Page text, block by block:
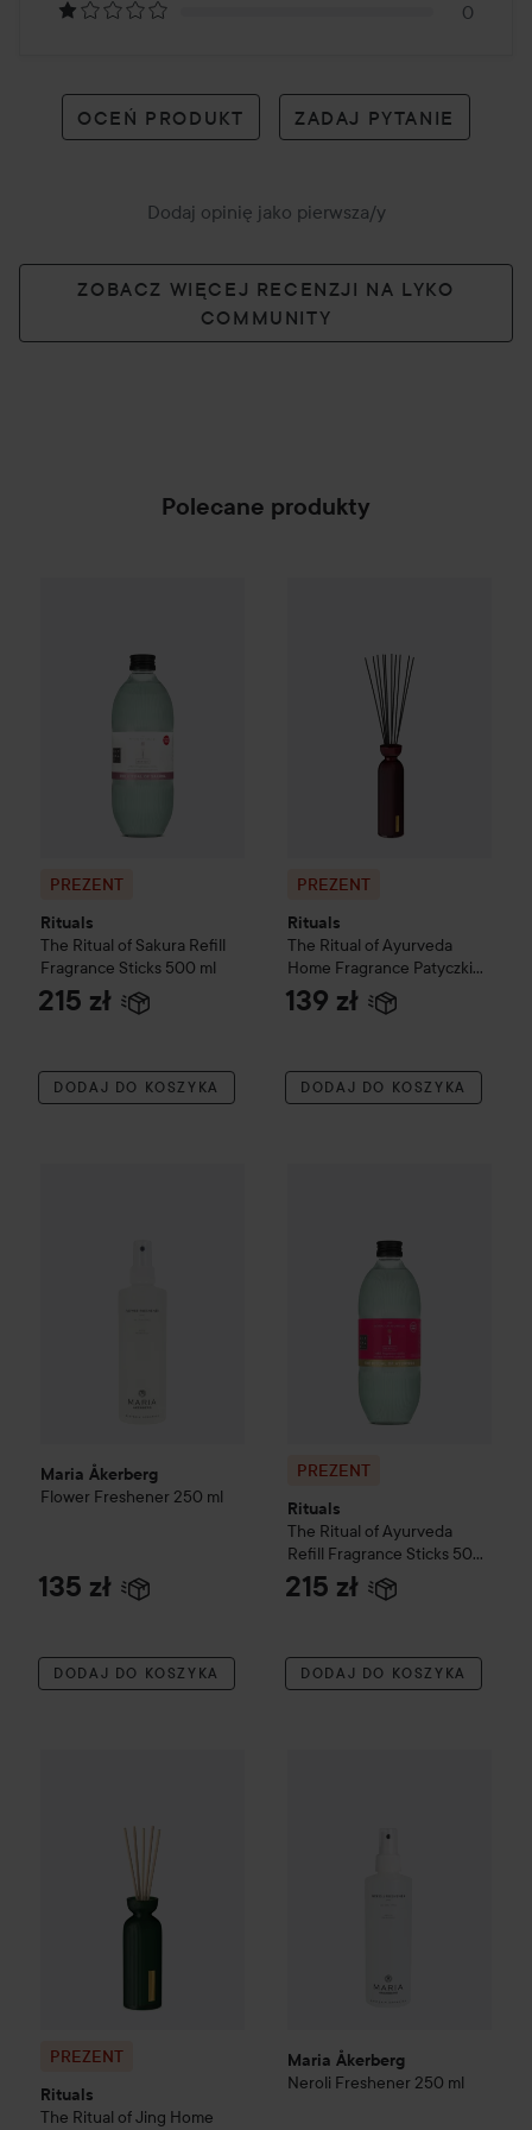
0
OCEŃ PRODUKT ZADAJ PYTANIE
Dodaj opinię jako pierwsza/y
ZOBACZ WIĘCEJ RECENZJI NA LYKO
COMMUNITY
Polecane produkty
PREZENT
Rituals
The Ritual of Sakura Refill
Fragrance Sticks 500 ml
215 zł
DODAJ DO KOSZYKA
PREZENT
Rituals
The Ritual of Ayurveda
Home Fragrance Patyczki
Zapachowe - Słodki i
Orzechowy- Słodki Olejek
139 zł
DODAJ DO KOSZYKA
Maria Åkerberg
Flower Freshener 250 ml
135 zł
DODAJ DO KOSZYKA
PREZENT
Rituals
The Ritual of Ayurveda
Refill Fragrance Sticks 500
ml
215 zł
DODAJ DO KOSZYKA
PREZENT
Rituals
The Ritual of Jing Home
Maria Åkerberg
Neroli Freshener 250 ml